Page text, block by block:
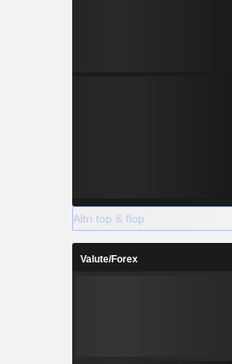
Altri top & flop
Valute/Forex